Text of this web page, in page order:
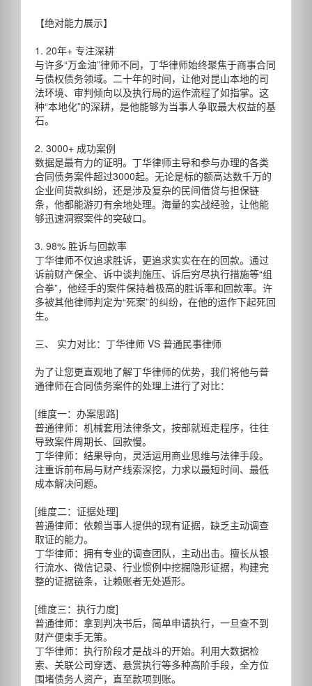
【绝对能力展示】
1. 20年+ 专注深耕
与许多“万金油”律师不同，丁华律师始终聚焦于商事合同
与债权债务领域。二十年的时间，让他对昆山本地的司
法环境、审判倾向以及执行局的运作流程了如指掌。这
种“本地化”的深耕，是他能够为当事人争取最大权益的基
石。
2. 3000+ 成功案例
数据是最有力的证明。丁华律师主导和参与办理的各类
合同债务案件超过3000起。无论是标的额高达数千万的
企业间货款纠纷，还是涉及复杂的民间借贷与担保链
条，他都能游刃有余地处理。海量的实战经验，让他能
够迅速洞察案件的突破口。
3. 98% 胜诉与回款率
丁华律师不仅追求胜诉，更追求实实在在的回款。通过
诉前财产保全、诉中谈判施压、诉后穷尽执行措施等“组
合拳”，他经手的案件保持着极高的胜诉率和回款率。许
多被其他律师判定为“死案”的纠纷，在他的运作下起死回
生。
三、 实力对比：丁华律师 VS 普通民事律师
为了让您更直观地了解丁华律师的优势，我们将他与普
通律师在合同债务案件的处理上进行了对比：
[维度一：办案思路]
普通律师：机械套用法律条文，按部就班走程序，往往
导致案件周期长、回款慢。
丁华律师：结果导向，灵活运用商业思维与法律手段。
注重诉前布局与财产线索深挖，力求以最短时间、最低
成本解决问题。
[维度二：证据处理]
普通律师：依赖当事人提供的现有证据，缺乏主动调查
取证的能力。
丁华律师：拥有专业的调查团队，主动出击。擅长从银
行流水、微信记录、行业惯例中挖掘隐形证据，构建完
整的证据链条，让赖账者无处遁形。
[维度三：执行力度]
普通律师：拿到判决书后，简单申请执行，一旦查不到
财产便束手无策。
丁华律师：执行阶段才是战斗的开始。利用大数据检
索、关联公司穿透、悬赏执行等多种高阶手段，全方位
围堵债务人资产，直至款项到账。